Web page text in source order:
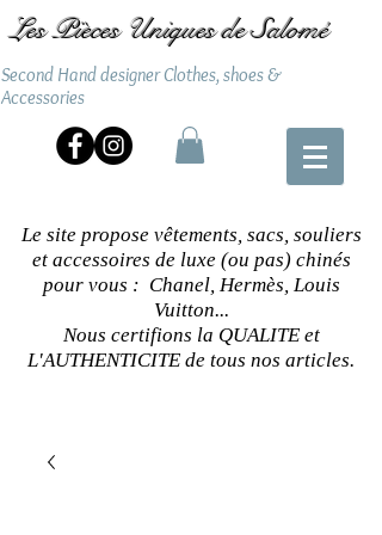
Les Pièces Uniques de Salomé
Second Hand designer Clothes, shoes &
Accessories
Le site propose vêtements, sacs, souliers
et accessoires de luxe (ou pas) chinés
pour vous : Chanel, Hermès, Louis
Vuitton...
Nous certifions la QUALITE et
L'AUTHENTICITE de tous nos articles.